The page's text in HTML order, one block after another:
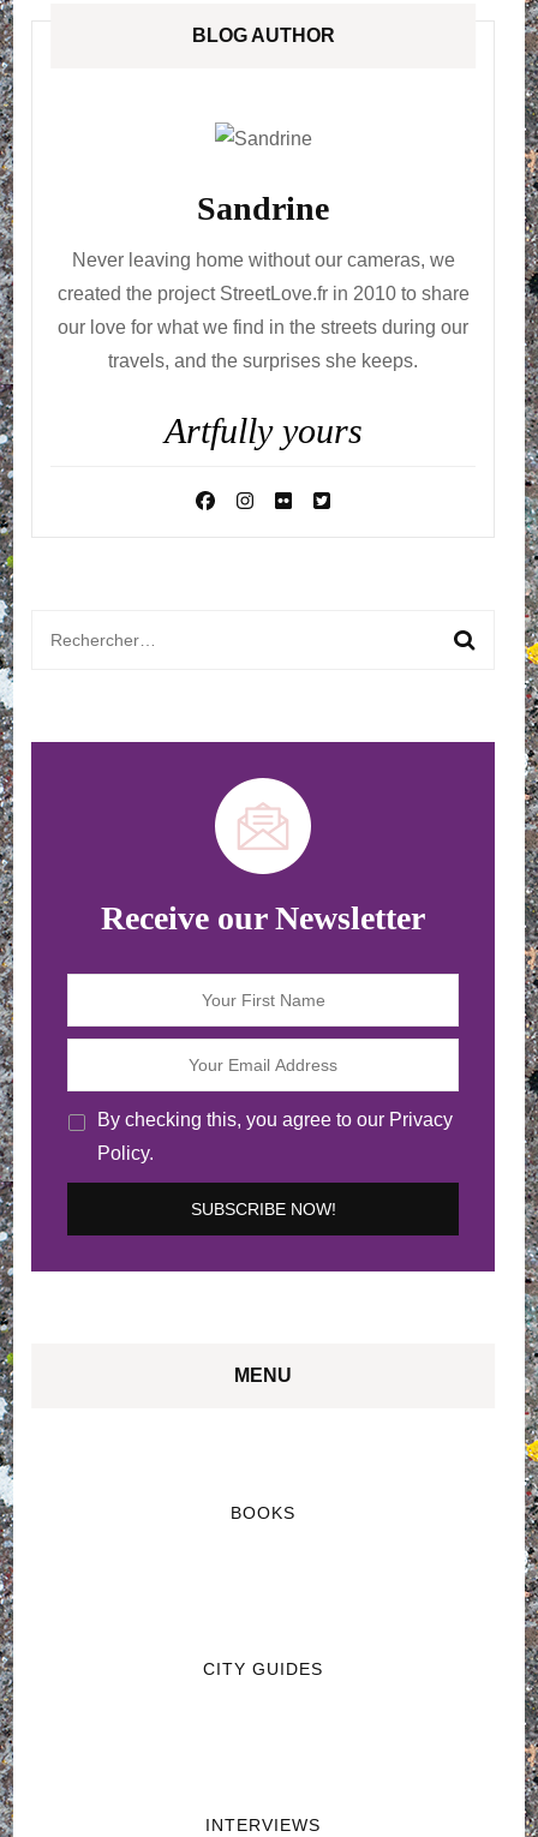
BLOG AUTHOR
Sandrine
Never leaving home without our cameras, we
created the project StreetLove.fr in 2010 to share
our love for what we find in the streets during our
travels, and the surprises she keeps.
Artfully yours
Rechercher :
Receive our Newsletter
By checking this, you agree to our Privacy
Policy.
MENU
BOOKS
CITY GUIDES
INTERVIEWS